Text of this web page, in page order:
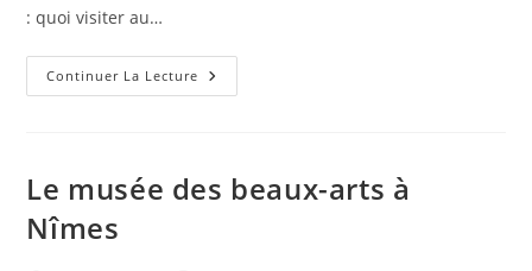
: quoi visiter au…
Continuer La Lecture
Le musée des beaux-arts à
Nîmes